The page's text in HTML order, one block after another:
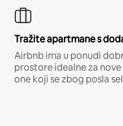
Tražite apartmane s
Airbnb ima u ponudi
prostore idealne za
one koji se zbog posla